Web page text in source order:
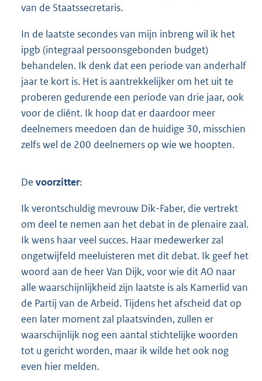
van de Staatssecretaris.
In de laatste secondes van mijn inbreng wil ik het
ipgb (integraal persoonsgebonden budget)
behandelen. Ik denk dat een periode van anderhalf
jaar te kort is. Het is aantrekkelijker om het uit te
proberen gedurende een periode van drie jaar, ook
voor de cliënt. Ik hoop dat er daardoor meer
deelnemers meedoen dan de huidige 30, misschien
zelfs wel de 200 deelnemers op wie we hoopten.
De voorzitter:
Ik verontschuldig mevrouw Dik-Faber, die vertrekt
om deel te nemen aan het debat in de plenaire zaal.
Ik wens haar veel succes. Haar medewerker zal
ongetwijfeld meeluisteren met dit debat. Ik geef het
woord aan de heer Van Dijk, voor wie dit AO naar
alle waarschijnlijkheid zijn laatste is als Kamerlid van
de Partij van de Arbeid. Tijdens het afscheid dat op
een later moment zal plaatsvinden, zullen er
waarschijnlijk nog een aantal stichtelijke woorden
tot u gericht worden, maar ik wilde het ook nog
even hier melden.